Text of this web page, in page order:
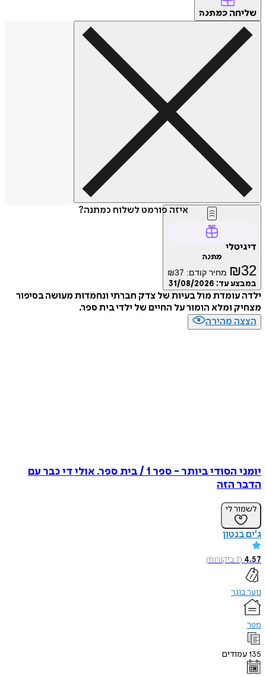
שליחה כמתנה
איזה פורמט לשלוח כמתנה?
דיגיטלי
מתנה
₪32 מחיר קודם: ₪37
במבצע עד: 31/08/2026
ילדה עומדת מול בעיות של צדק חברתי ונחמדות מעושה בסיפור
מצחיק ומלא הומור על החיים של ילדי בית ספר.
הצצה מהירה
יומני הסודי ביותר - ספר 1 / בית ספר. אולי די כבר עם
הדבר הזה
לשמור לי
ג'ים בנטון
4.57
(
7ביקורות)
נוער בוגר
מטר
135עמודים